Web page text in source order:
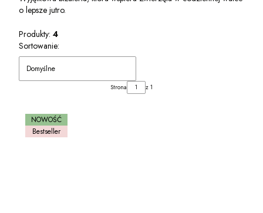
o lepsze jutro.
Produkty: 4
Lista produktów
Sortowanie:
Domyślne
Strona z 1
Bestseller
NOWOŚĆ